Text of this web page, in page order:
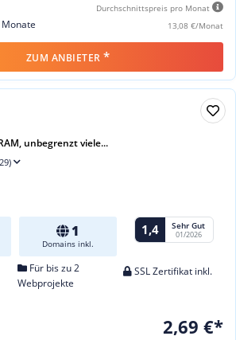
Durchschnittspreis pro Monat
13,08 €/Monat
ZUM ANBIETER *
unbegrenzt viele...
1
Domains inkl.
1,4 Sehr Gut
01/2026
Für bis zu 2
Webprojekte
SSL Zertifikat inkl.
2,69 €*